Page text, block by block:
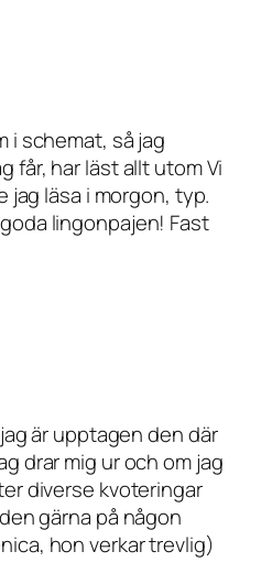
i schemat, så jag
får, har läst allt utom Vi
jag läsa i morgon, typ.
lingonpajen! Fast
är upptagen den där
drar mig ur och om jag
diverse kvoteringar
gärna på någon
hon verkar trevlig)